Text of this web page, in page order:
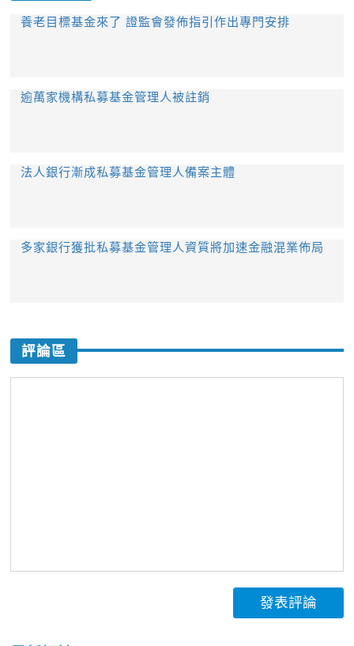
養老目標基金來了 證監會發佈指引作出專門安排
逾萬家機構私募基金管理人被註銷
法人銀行漸成私募基金管理人備案主體
多家銀行獲批私募基金管理人資質將加速金融混業佈局
評論區
發表評論